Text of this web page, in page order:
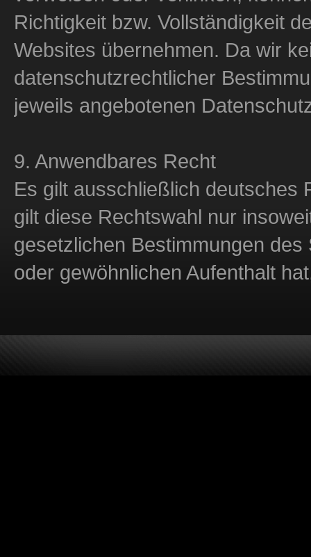
Richtigkeit bzw. Vollständigkeit
Websites übernehmen. Da wir
datenschutzrechtlicher
jeweils angebotenen
9. Anwendbares Recht
Es gilt ausschließlich deutsches
gilt diese Rechtswahl nur
gesetzlichen Bestimmungen
oder gewöhnlichen Aufenthalt